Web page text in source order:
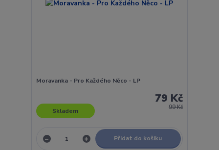
Moravanka - Pro Každého Něco - LP
99 Kč
79 Kč
Skladem
Přidat do košíku